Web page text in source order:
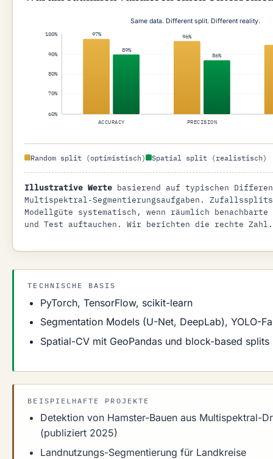
100%
90%
80%
70%
60%
97%
89%
ACCURACY
96%
86%
PRECISION
Same data. Different split. Different reality.
Random split (optimistisch) Spatial split (realistisch)
Illustrative Werte basierend auf typischen
Multispektral-Segmentierungs­aufgaben.
Modellgüte systematisch, wenn räumlich
und Test auftauchen. Wir berichten die rechte Zahl.
TECHNISCHE BASIS
PyTorch, TensorFlow, scikit-learn
Segmentation Models (U-Net, DeepLab), YOLO-
Spatial-CV mit GeoPandas und block-based splits
BEISPIELHAFTE PROJEKTE
Detektion von Hamster-Bauen aus Multispektral-
(publiziert 2025)
Landnutzungs-Segmentierung für Landkreise